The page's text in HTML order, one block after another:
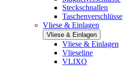
Steckschnallen
Taschenverschlüsse
Vliese & Einlagen
Vliese & Einlagen
Vliese & Einlagen
Vlieseline
VLIXO